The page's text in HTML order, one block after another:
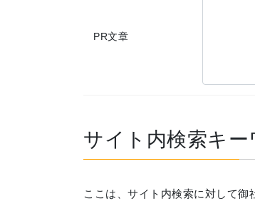
PR文章
サイト内検索キー
ここは、サイト内検索に対して御